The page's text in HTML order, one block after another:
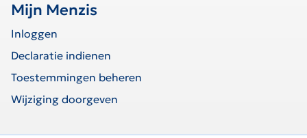
Mijn Menzis
Inloggen
Declaratie indienen
Toestemmingen beheren
Wijziging doorgeven